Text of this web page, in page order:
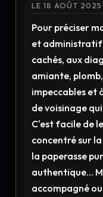
LE 18 AOÛT 2025
Pour préciser
et
cachés, aux
amiante,
impeccables et
de voisinage
C'est facile de
concentré sur la
la paperasse
authentique...
accompagné